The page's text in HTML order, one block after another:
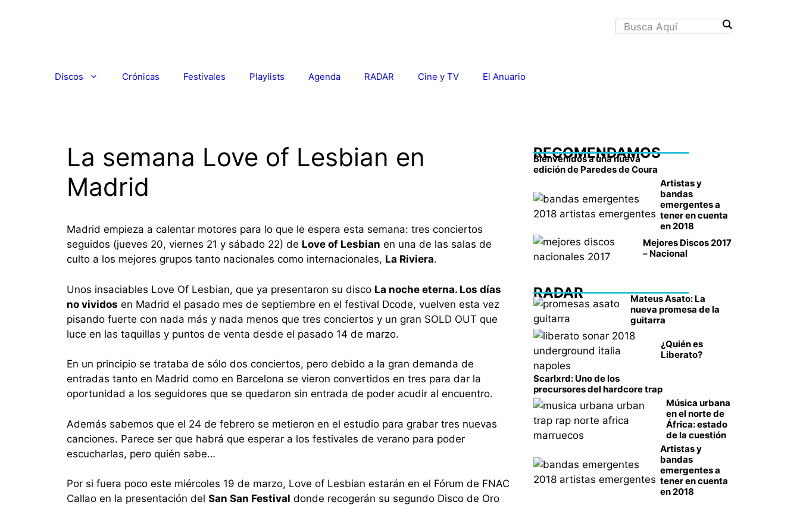
Discos Crónicas Festivales Playlists Agenda RADAR Cine y TV El Anuario
La semana Love of Lesbian en
Madrid
Madrid empieza a calentar motores para lo que le espera esta semana: tres conciertos
seguidos (jueves 20, viernes 21 y sábado 22) de Love of Lesbian en una de las salas de
culto a los mejores grupos tanto nacionales como internacionales, La Riviera.
Unos insaciables Love Of Lesbian, que ya presentaron su disco La noche eterna. Los días
no vividos en Madrid el pasado mes de septiembre en el festival Dcode, vuelven esta vez
pisando fuerte con nada más y nada menos que tres conciertos y un gran SOLD OUT que
luce en las taquillas y puntos de venta desde el pasado 14 de marzo.
En un principio se trataba de sólo dos conciertos, pero debido a la gran demanda de
entradas tanto en Madrid como en Barcelona se vieron convertidos en tres para dar la
oportunidad a los seguidores que se quedaron sin entrada de poder acudir al encuentro.
Además sabemos que el 24 de febrero se metieron en el estudio para grabar tres nuevas
canciones. Parece ser que habrá que esperar a los festivales de verano para poder
escucharlas, pero quién sabe…
Por si fuera poco este miércoles 19 de marzo, Love of Lesbian estarán en el Fórum de FNAC
Callao en la presentación del San San Festival donde recogerán su segundo Disco de Oro
RECOMENDAMOS
Bienvenidos a una nueva
edición de Paredes de Coura
Artistas y
bandas
emergentes a
tener en cuenta
en 2018
Mejores Discos 2017
– Nacional
RADAR
Mateus Asato: La
nueva promesa de la
guitarra
¿Quién es
Liberato?
Scarlxrd: Uno de los
precursores del hardcore trap
Música urbana
en el norte de
África: estado
de la cuestión
Artistas y
bandas
emergentes a
tener en cuenta
en 2018